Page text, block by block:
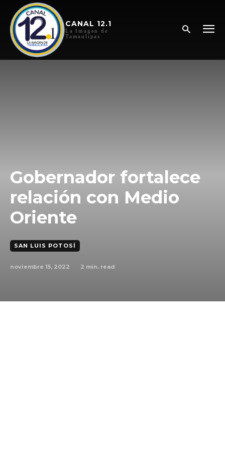
CANAL 12.1
La Imagen de
Tamaulipas
Gobernador fortalece
relación con Medio
Oriente
SAN LUIS POTOSÍ
noviembre 15, 2022 2 min. read